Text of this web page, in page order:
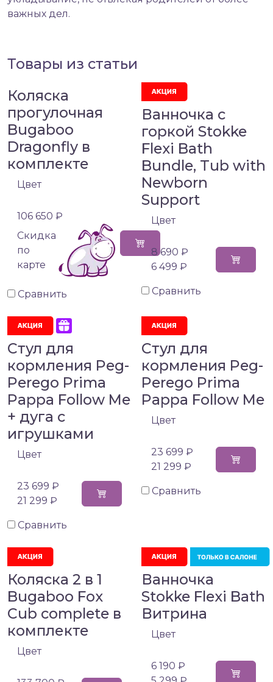
важных дел.
Товары из статьи
Коляска
прогулочная
Bugaboo
Dragonfly в
комплекте
Цвет
106 650 ₽
Cкидка
по
карте
Сравнить
Ванночка с
горкой Stokke
Flexi Bath
Bundle, Tub with
Newborn
Support
Цвет
8 690 ₽
6 499 ₽
Сравнить
Стул для
кормления Peg-
Perego Prima
Pappa Follow Me
+ дуга с
игрушками
Цвет
23 699 ₽
21 299 ₽
Сравнить
Стул для
кормления Peg-
Perego Prima
Pappa Follow Me
Цвет
23 699 ₽
21 299 ₽
Сравнить
Коляска 2 в 1
Bugaboo Fox
Cub complete в
комплекте
Цвет
Ванночка
Stokke Flexi Bath
Витрина
Цвет
6 190 ₽